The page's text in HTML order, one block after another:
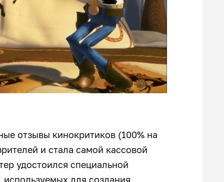
отзывы кинокритиков (100% на
и стала самой кассовой
удостоился специальной
используемых для создания